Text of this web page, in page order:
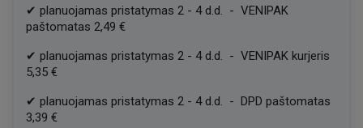
✔ planuojamas pristatymas 2 - 4d.d. - VENIPAK
paštomatas 2,49 €
✔ planuojamas pristatymas 2 - 4d.d. - VENIPAK kurjeris
5,35 €
✔ planuojamas pristatymas 2 - 4d.d. - DPD paštomatas
3,39 €